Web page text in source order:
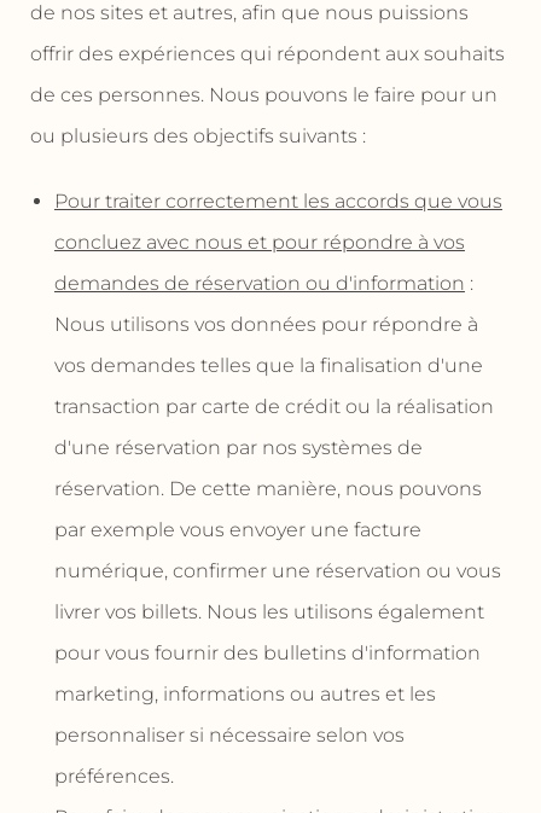
de nos sites et autres, afin que nous puissions
offrir des expériences qui répondent aux souhaits
de ces personnes. Nous pouvons le faire pour un
ou plusieurs des objectifs suivants :
Pour traiter correctement les accords que vous
concluez avec nous et pour répondre à vos
demandes de réservation ou d'information :
Nous utilisons vos données pour répondre à
vos demandes telles que la finalisation d'une
transaction par carte de crédit ou la réalisation
d'une réservation par nos systèmes de
réservation. De cette manière, nous pouvons
par exemple vous envoyer une facture
numérique, confirmer une réservation ou vous
livrer vos billets. Nous les utilisons également
pour vous fournir des bulletins d'information
marketing, informations ou autres et les
personnaliser si nécessaire selon vos
préférences.